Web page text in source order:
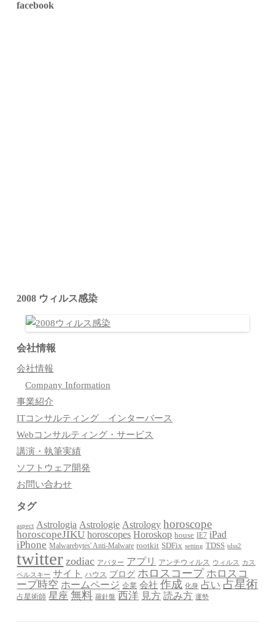
facebook
2008 ウィルス感染
会社情報
会社情報
Company Information
事業紹介
ITコンサルティング インターバース
Webコンサルティング・サービス
講演・執筆実績
ソフトウェア開発
お問い合わせ
タグ
aspect Astrologia Astrologie Astrology horoscope
horoscopeJIKU horoscopes Horoskop house IE7 iPad
iPhone Malwarebytes' Anti-Malware rootkit SDFix setting TDSS tdss2
twitter zodiac アバター アプリ アンチウィルス ウィルス カス
ペルスキー サイト ハウス ブログ ホロスコープ ホロスコ
ープ時空 ホームページ 企業 会社 作成 化身 占い 占星術
占星術師 星座 無料 羅針盤 西洋 見方 読み方 運勢